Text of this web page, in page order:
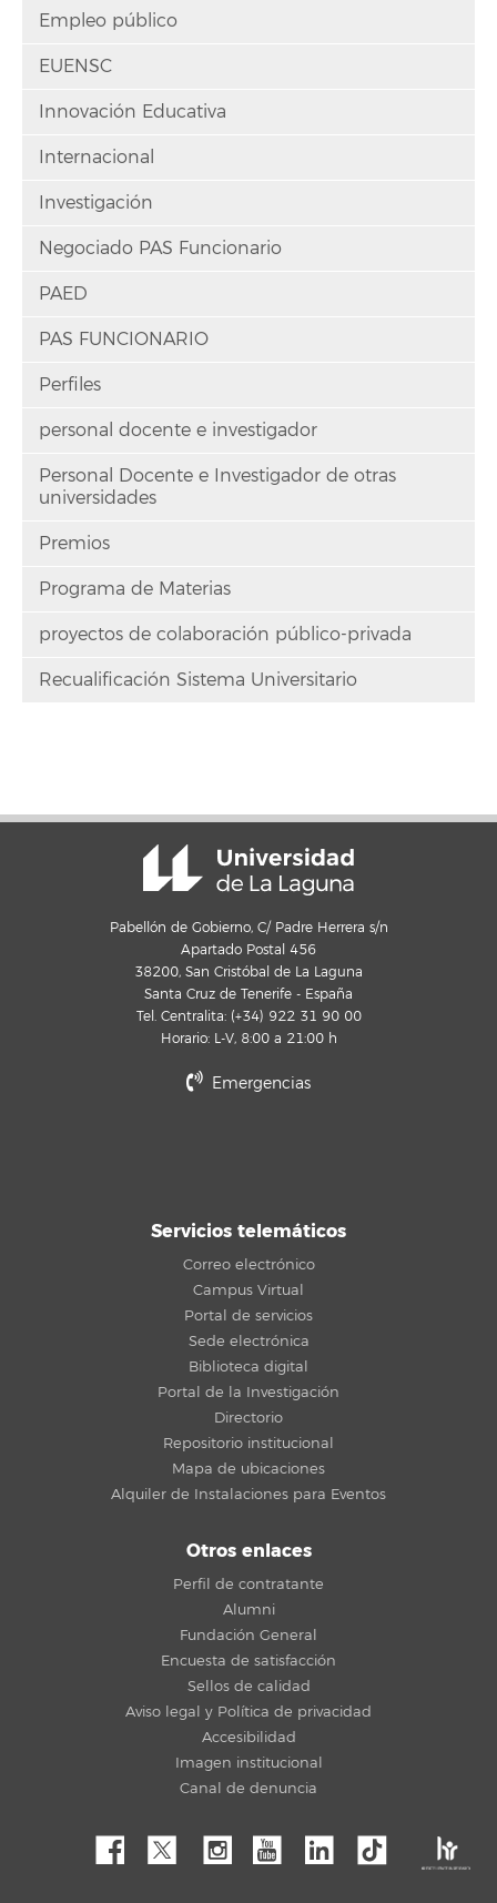
Empleo público
EUENSC
Innovación Educativa
Internacional
Investigación
Negociado PAS Funcionario
PAED
PAS FUNCIONARIO
Perfiles
personal docente e investigador
Personal Docente e Investigador de otras
universidades
Premios
Programa de Materias
proyectos de colaboración público-privada
Recualificación Sistema Universitario
Pabellón de Gobierno, C/ Padre Herrera s/n
Apartado Postal 456
38200, San Cristóbal de La Laguna
Santa Cruz de Tenerife - España
Tel. Centralita: (+34) 922 31 90 00
Horario: L-V, 8:00 a 21:00 h
Emergencias
Servicios telemáticos
Correo electrónico
Campus Virtual
Portal de servicios
Sede electrónica
Biblioteca digital
Portal de la Investigación
Directorio
Repositorio institucional
Mapa de ubicaciones
Alquiler de Instalaciones para Eventos
Otros enlaces
Perfil de contratante
Alumni
Fundación General
Encuesta de satisfacción
Sellos de calidad
Aviso legal y Política de privacidad
Accesibilidad
Imagen institucional
Canal de denuncia